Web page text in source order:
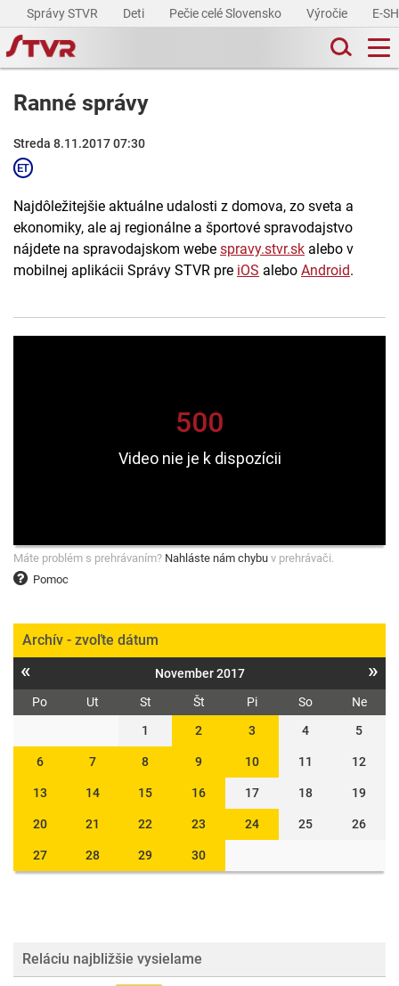
Správy STVR Deti Pečie celé Slovensko Výročie E-
Ranné správy
Streda 8.11.2017 07:30
Najdôležitejšie aktuálne udalosti z domova, zo sveta a
ekonomiky, ale aj regionálne a športové spravodajstvo
nájdete na spravodajskom webe spravy.stvr.sk alebo v
mobilnej aplikácii Správy STVR pre iOS alebo Android.
Pomoc
Máte problém s prehrávaním? Nahláste nám chybu v prehrávači.
Archív - zvoľte dátum
« November 2017 »
Po Ut St Št Pi So
Ne
1
2 3 4 5
6 7 8 9 10 11 12
13 14 15 16 17 18 19
20 21 22 23 24 25 26
27 28 29 30
Reláciu najbližšie vysielame